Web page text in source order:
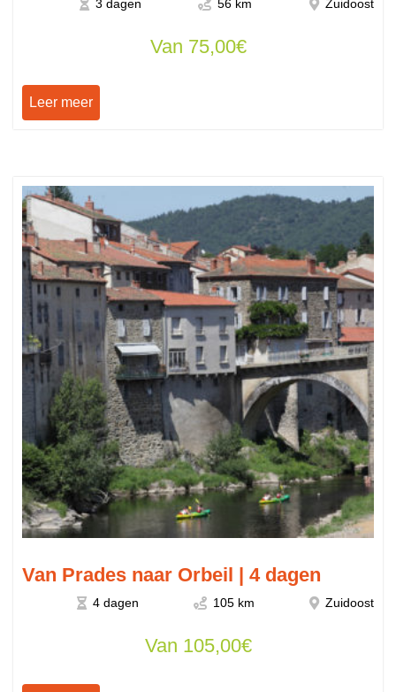
3 dagen 56 km Zuidoost
Van 75,00€
Leer meer
Van Prades naar Orbeil | 4 dagen
4 dagen 105 km Zuidoost
Van 105,00€